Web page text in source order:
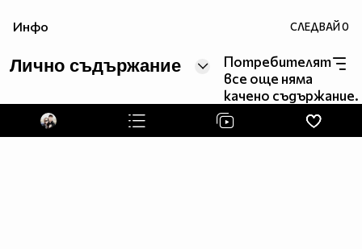
Инфо СЛЕДВАЙ0
Лично съдържание
Потребителят
все още няма
качено съдържание.